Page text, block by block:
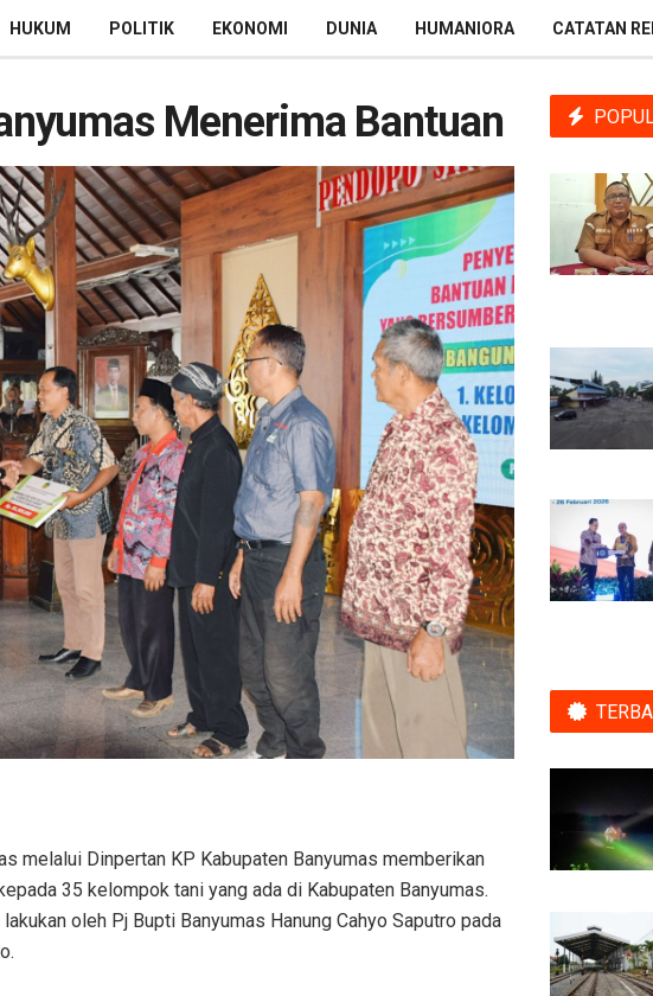
HUKUM POLITIK EKONOMI DUNIA HUMANIORA CATATAN
Menerima Bantuan
melalui Dinpertan KP Kabupaten Banyumas memberikan
35 kelompok tani yang ada di Kabupaten Banyumas.
oleh Pj Bupti Banyumas Hanung Cahyo Saputro pada